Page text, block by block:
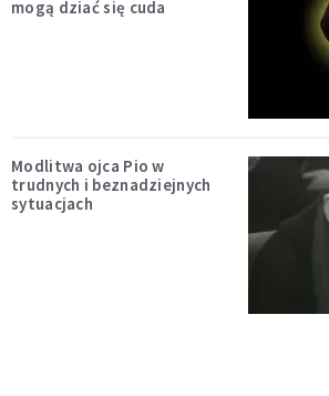
mogą dziać się cuda
Modlitwa ojca Pio w
trudnych i beznadziejnych
sytuacjach